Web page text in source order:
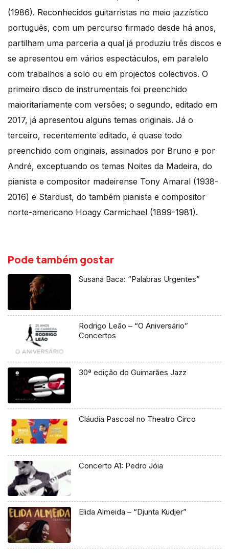
(1986). Reconhecidos guitarristas no meio jazzístico
português, com um percurso firmado desde há anos,
partilham uma parceria a qual já produziu três discos e
se apresentou em vários espectáculos, em paralelo
com trabalhos a solo ou em projectos colectivos. O
primeiro disco de instrumentais foi preenchido
maioritariamente com versões; o segundo, editado em
2017, já apresentou alguns temas originais. Já o
terceiro, recentemente editado, é quase todo
preenchido com originais, assinados por Bruno e por
André, exceptuando os temas Noites da Madeira, do
pianista e compositor madeirense Tony Amaral (1938-
2016) e Stardust, do também pianista e compositor
norte-americano Hoagy Carmichael (1899-1981).
Pode também gostar
Susana Baca: “Palabras Urgentes”
Rodrigo Leão – “O Aniversário”
Concertos
30ª edição do Guimarães Jazz
Cláudia Pascoal no Theatro Circo
Concerto A1: Pedro Jóia
Elida Almeida – “Djunta Kudjer”